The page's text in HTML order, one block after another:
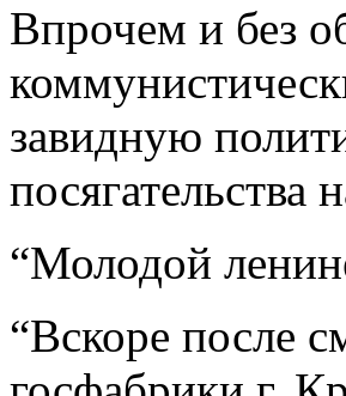
Впрочем и без
завидную
посягательства
“Молодой
“Вскоре после